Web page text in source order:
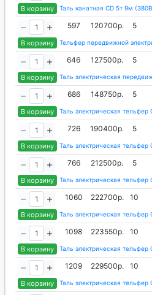
В корзину Таль канатная CD 5т 9м
В корзину
597 120700р. 5
Тельфер передвижной
В корзину
646 127500р. 5
Таль электрическая
В корзину
686 148750р. 5
Таль электрическая тельфер
В корзину
726 190400р. 5
Таль электрическая тельфер
В корзину
766 212500р. 5
Таль электрическая тельфер
В корзину
1060 222700р. 10
Таль электрическая тельфер
В корзину
1098 223550р. 10
Таль электрическая тельфер
В корзину
1209 229500р. 10
Таль электрическая тельфер